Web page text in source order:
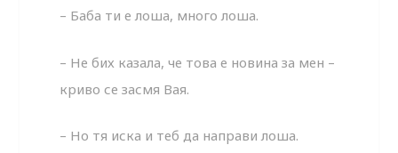
– Баба ти е лоша, много лоша.
– Не бих казала, че това е новина за мен –
криво се засмя Вая.
– Но тя иска и теб да направи лоша.